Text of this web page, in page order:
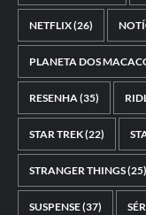
NETFLIX(26)
PLANETA DOS
RESENHA(35)
STAR TREK(22)
STRANGER THINGS(25)
SUSPENSE(37)